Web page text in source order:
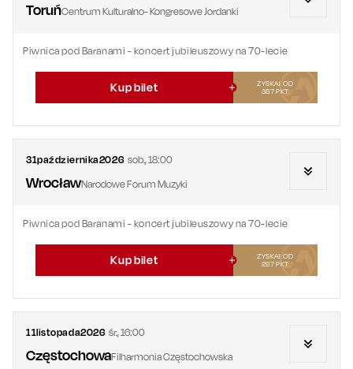
ToruńCentrum Kulturalno- Kongresowe Jordanki
Piwnica pod Baranami - koncert jubileuszowy na 70-lecie
Kup bilet
ZYSKAJ OD
387PKT
31października2026 sob.,18:00
WrocławNarodowe Forum Muzyki
Piwnica pod Baranami - koncert jubileuszowy na 70-lecie
Kup bilet
ZYSKAJ OD
297PKT
11listopada2026 śr.,16:00
CzęstochowaFilharmonia Częstochowska